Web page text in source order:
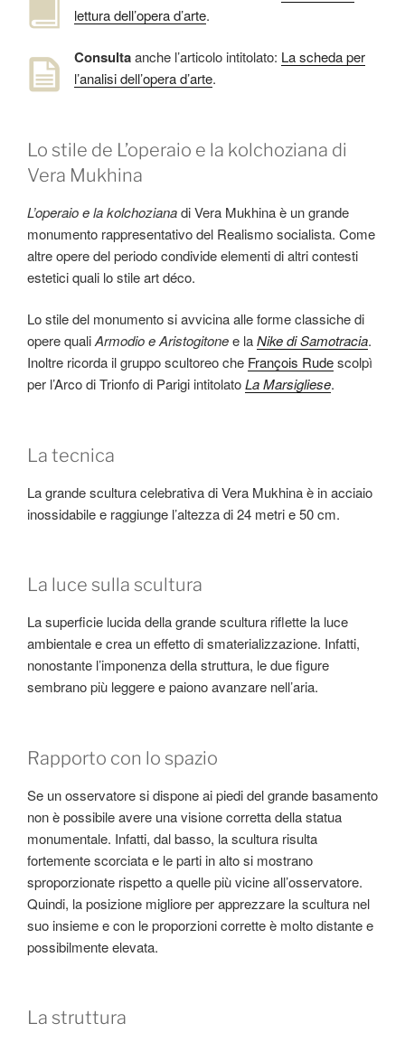
lettura dell’opera d’arte.
Consultaanche l’articolo intitolato: La scheda per
l’analisi dell’opera d’arte.
Lo stile de L’operaio e la kolchoziana di
Vera Mukhina
L’operaio e la kolchozianadi Vera Mukhina è un grande
monumento rappresentativo del Realismo socialista. Come
altre opere del periodo condivide elementi di altri contesti
estetici quali lo stile art déco.
Lo stile del monumento si avvicina alle forme classiche di
opere qualiArmodio e Aristogitonee laNike di Samotracia.
Inoltre ricorda il gruppo scultoreo che François Rudescolpì
per l’Arco di Trionfo di Parigi intitolatoLa Marsigliese.
La tecnica
La grande scultura celebrativa di Vera Mukhina è in acciaio
inossidabile e raggiunge l’altezza di 24 metri e 50 cm.
La luce sulla scultura
La superficie lucida della grande scultura riflette la luce
ambientale e crea un effetto di smaterializzazione. Infatti,
nonostante l’imponenza della struttura, le due figure
sembrano più leggere e paiono avanzare nell’aria.
Rapporto con lo spazio
Se un osservatore si dispone ai piedi del grande basamento
non è possibile avere una visione corretta della statua
monumentale. Infatti, dal basso, la scultura risulta
fortemente scorciata e le parti in alto si mostrano
sproporzionate rispetto a quelle più vicine all’osservatore.
Quindi, la posizione migliore per apprezzare la scultura nel
suo insieme e con le proporzioni corrette è molto distante e
possibilmente elevata.
La struttura